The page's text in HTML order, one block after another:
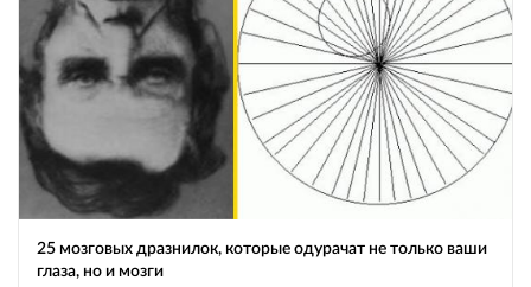
25 мозговых дразнилок, которые одурачат не только ваши
глаза, но и мозги